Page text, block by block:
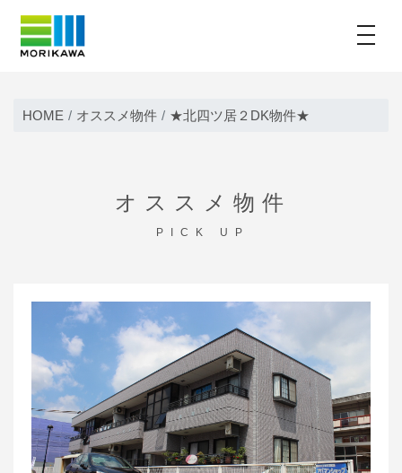
contentHOME オススメ物件 ★北四ツ居２DK物件★
オススメ物件
PICK UP